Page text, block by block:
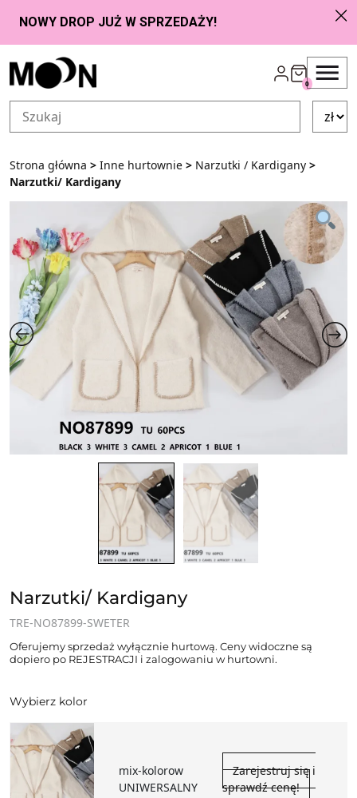
Przejdź do zawartości
0
Strona główna > Inne hurtownie > Narzutki / Kardigany >
Narzutki/ Kardigany
Narzutki/ Kardigany
TRE-NO87899-SWETER
Oferujemy sprzedaż wyłącznie hurtową. Ceny widoczne są
dopiero po REJESTRACJI i zalogowaniu w hurtowni.
Wybierz kolor
mix-kolorow
UNIWERSALNY
Zarejestruj się i
sprawdź cenę!